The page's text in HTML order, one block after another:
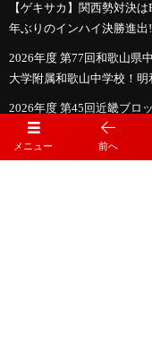
メニュー 前へ
【ゲキサカ】関西勢対決
年ぶりのインハイ決勝進出!
2026年度 第77回和歌山県
大学附属和歌山中学校！
2026年度 第45回近畿ブロ
9/26.27@兵庫県 開催！大
代表および組合せ情報募集